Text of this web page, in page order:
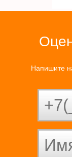
Напишите